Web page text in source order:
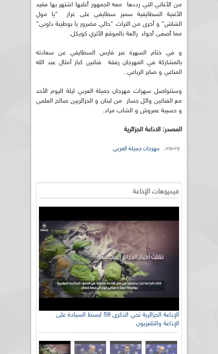
من الأغاني التي رددها معه الجمهور أغلبها اشتهر بها فقيد
الأغنية السطايفية سمير سطايفي على غرار "يا مول
الشاش" و أخرى من التراث "حالي مضرور يا بوطيبة داوني"
مما أضفى أجواء رائعة بالموقع الأثري كويكل.
و في ختام السهرة عبر فارس السطايفي عن سعادته
بالمشاركة في المهرجان رفقة فنانين كبار أمثال عبد الله
المناعي و صابر الرباعي .
وستتواصل سهرات مهرجان جميلة العربي ليلة اليوم الأحد
مع الفنانين وائل جسار من لبنان و الجزائريين صالح العلمي
و حسيبة عمروش و الشاب مراد.
المصدر: الاذاعة الجزائرية
وسوم: مهرجان جميلة العربي
فيديوهات الإذاعة
الإذاعة الجزائرية تحي الذكرى 59 لبسط السيادة على
الإذاعة والتلفزيون